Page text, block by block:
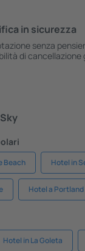
in sicurezza
senza
di
Beach Hotel in
Hotel a Portland
Hotel in La Goleta